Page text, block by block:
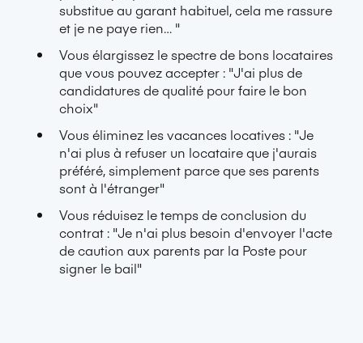
substitue au garant habituel, cela me rassure
et je ne paye rien… "
Vous élargissez le spectre de bons locataires
que vous pouvez accepter : "J'ai plus de
candidatures de qualité pour faire le bon
choix"
Vous éliminez les vacances locatives : "Je
n'ai plus à refuser un locataire que j'aurais
préféré, simplement parce que ses parents
sont à l'étranger"
Vous réduisez le temps de conclusion du
contrat : "Je n'ai plus besoin d'envoyer l'acte
de caution aux parents par la Poste pour
signer le bail"